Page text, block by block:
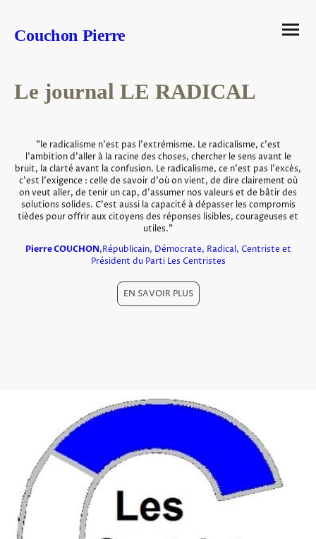
Couchon Pierre
Le journal LE RADICAL
"le radicalisme n'est pas l'extrémisme. Le radicalisme, c'est
l'ambition d'aller à la racine des choses, chercher le sens avant le
bruit, la clarté avant la confusion. Le radicalisme, ce n'est pas l'excès,
c'est l'exigence : celle de savoir d'où on vient, de dire clairement où
on veut aller, de tenir un cap, d'assumer nos valeurs et de bâtir des
solutions solides. C'est aussi la capacité à dépasser les compromis
tièdes pour offrir aux citoyens des réponses lisibles, courageuses et
utiles."
Pierre COUCHON,Républicain, Démocrate, Radical, Centriste et
Président du Parti Les Centristes
EN SAVOIR PLUS